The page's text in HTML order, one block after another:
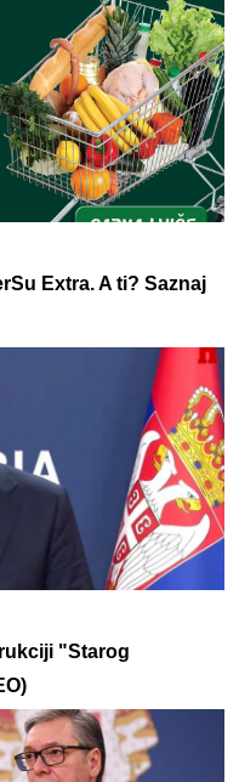
Extra. A ti? Saznaj
"Starog